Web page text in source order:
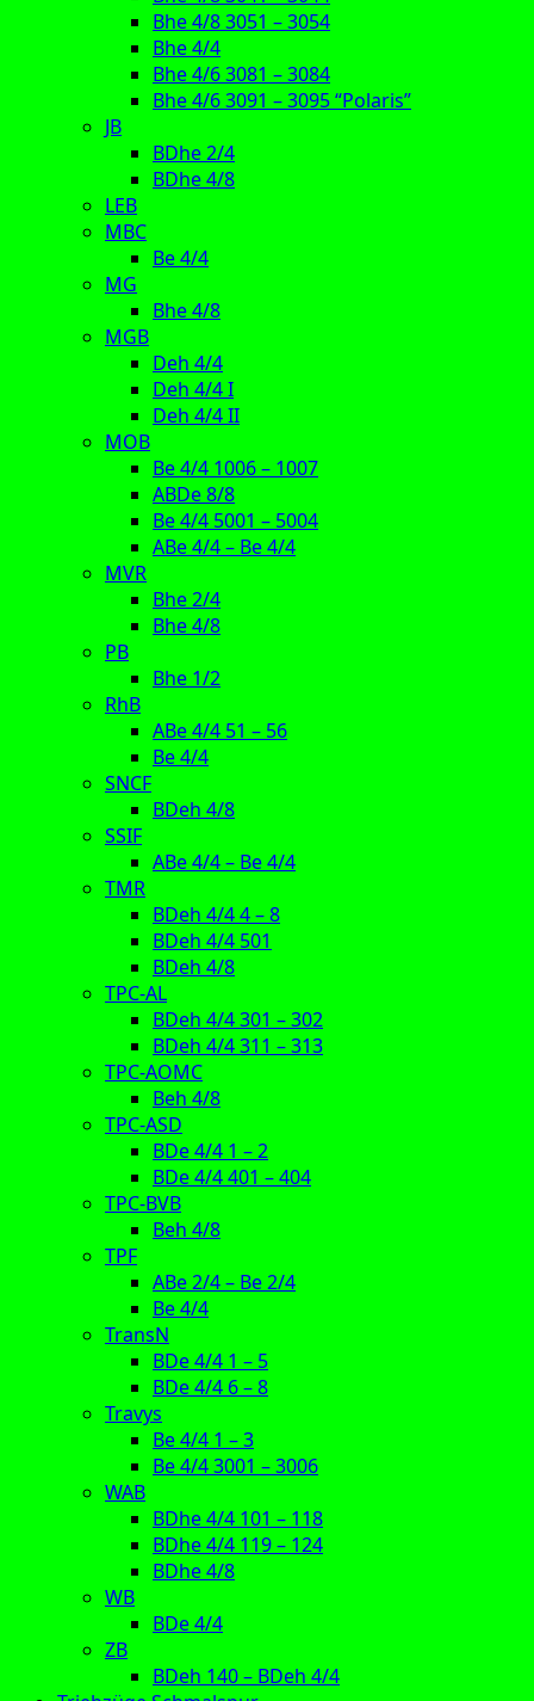
Bhe 4/8 3051 – 3054
Bhe 4/4
Bhe 4/6 3081 – 3084
Bhe 4/6 3091 – 3095 “Polaris”
JB
BDhe 2/4
BDhe 4/8
LEB
MBC
Be 4/4
MG
Bhe 4/8
MGB
Deh 4/4
Deh 4/4 I
Deh 4/4 II
MOB
Be 4/4 1006 – 1007
ABDe 8/8
Be 4/4 5001 – 5004
ABe 4/4 – Be 4/4
MVR
Bhe 2/4
Bhe 4/8
PB
Bhe 1/2
RhB
ABe 4/4 51 – 56
Be 4/4
SNCF
BDeh 4/8
SSIF
ABe 4/4 – Be 4/4
TMR
BDeh 4/4 4 – 8
BDeh 4/4 501
BDeh 4/8
TPC-AL
BDeh 4/4 301 – 302
BDeh 4/4 311 – 313
TPC-AOMC
Beh 4/8
TPC-ASD
BDe 4/4 1 – 2
BDe 4/4 401 – 404
TPC-BVB
Beh 4/8
TPF
ABe 2/4 – Be 2/4
Be 4/4
TransN
BDe 4/4 1 – 5
BDe 4/4 6 – 8
Travys
Be 4/4 1 – 3
Be 4/4 3001 – 3006
WAB
BDhe 4/4 101 – 118
BDhe 4/4 119 – 124
BDhe 4/8
WB
BDe 4/4
ZB
BDeh 140 – BDeh 4/4